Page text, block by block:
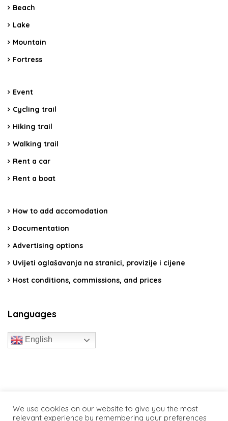
Beach
Lake
Mountain
Fortress
Event
Cycling trail
Hiking trail
Walking trail
Rent a car
Rent a boat
How to add accomodation
Documentation
Advertising options
Uvijeti oglašavanja na stranici, provizije i cijene
Host conditions, commissions, and prices
Languages
English
We use cookies on our website to give you the most
relevant experience by remembering your preferences